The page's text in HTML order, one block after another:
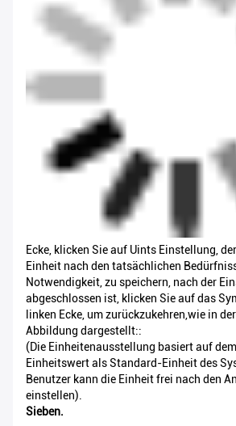
Ecke, klicken Sie auf Uints Einstellung,
Einheit nach den tatsächlichen
Notwendigkeit, zu speichern, nach der
abgeschlossen ist, klicken Sie auf das
linken Ecke, um zurückzukehren,wie in
Abbildung dargestellt::
(Die Einheitenausstellung basiert auf
Einheitswert als Standard-Einheit des
Benutzer kann die Einheit frei nach den
einstellen).
Sieben.